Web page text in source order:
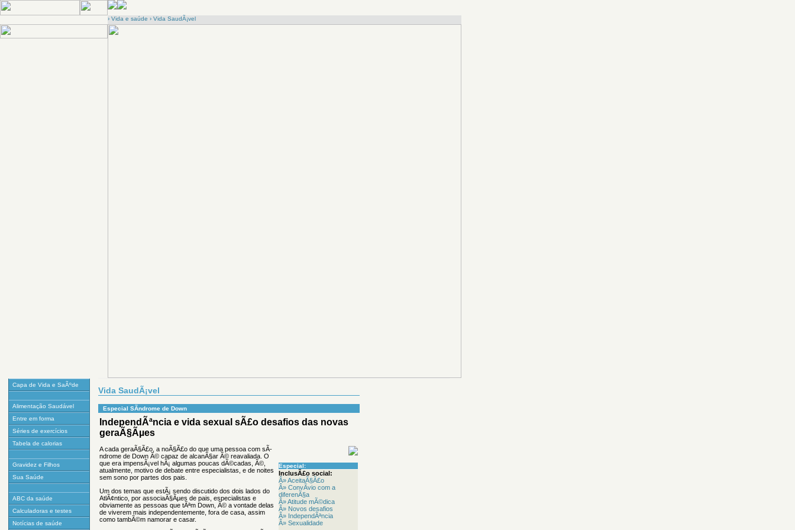
› Vida e saúde › Vida SaudÃ¡vel
Capa de Vida e SaÃºde
Alimentação Saudável
Entre em forma
Séries de exercícios
Tabela de calorias
Gravidez e Filhos
Sua Saúde
ABC da saúde
Calculadoras e testes
Notícias de saúde
Vida SaudÃ¡vel
Especial SÃ­ndrome de Down
IndependÃªncia e vida sexual sÃ£o desafios das novas
geraÃ§Ãµes
Especial:
InclusÃ£o social:
Â» AceitaÃ§Ã£o
Â» ConvÃ­vio com a
diferenÃ§a
Â» Atitude mÃ©dica
Â» Novos desafios
Â» IndependÃªncia
Â» Sexualidade
A cada geraÃ§Ã£o, a noÃ§Ã£o do que uma pessoa com sÃ­
ndrome de Down Ã© capaz de alcanÃ§ar Ã© reavaliada. O
que era impensÃ¡vel hÃ¡ algumas poucas dÃ©cadas, Ã©,
atualmente, motivo de debate entre especialistas, e de noites
sem sono por partes dos pais.
Um dos temas que estÃ¡ sendo discutido dos dois lados do
AtlÃ¢ntico, por associaÃ§Ãµes de pais, especialistas e
obviamente as pessoas que tÃªm Down, Ã© a vontade delas
de viverem mais independentemente, fora de casa, assim
como tambÃ©m namorar e casar.